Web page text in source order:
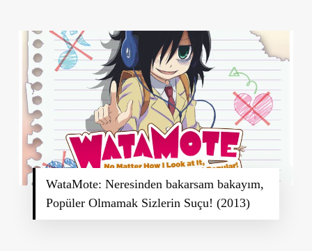
WataMote: Neresinden bakarsam bakayım,
Popüler Olmamak Sizlerin Suçu! (2013)